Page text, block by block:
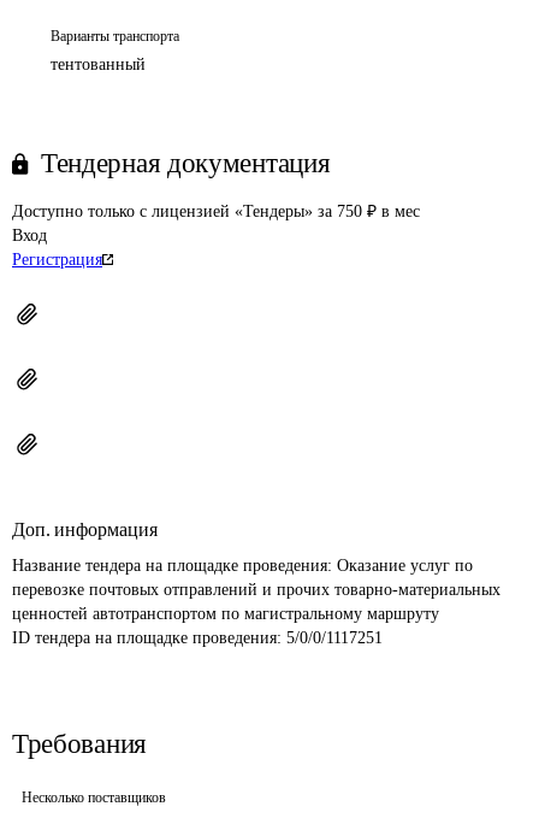
Варианты транспорта
тентованный
Тендерная документация
Доступно только с лицензией «Тендеры» за 750 ₽ в мес
Вход
Регистрация
Доп. информация
Название тендера на площадке проведения: Оказание услуг по
перевозке почтовых отправлений и прочих товарно-материальных
ценностей автотранспортом по магистральному маршруту
ID тендера на площадке проведения: 5/0/0/1117251
Требования
Несколько поставщиков